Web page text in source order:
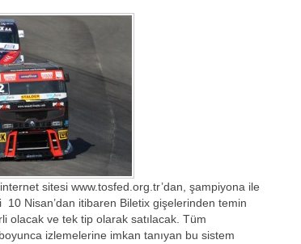
sitesi www.tosfed.org.tr’dan, şampiyona ile
Nisan’dan itibaren Biletix gişelerinden temin
olacak ve tek tip olarak satılacak. Tüm
izlemelerine imkan tanıyan bu sistem